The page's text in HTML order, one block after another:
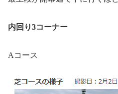
内回り3コーナー
Aコース